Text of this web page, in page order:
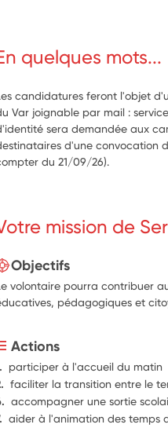
quelques mots...
candidatures feront l'objet
Var joignable par mail :
sera demandée aux
d'une convocation
du 21/09/26).
mission de
Objectifs
volontaire pourra contribuer
pédagogiques et
Actions
participer à l'accueil du matin
faciliter la transition entre le
accompagner une sortie
aider à l'animation des temps